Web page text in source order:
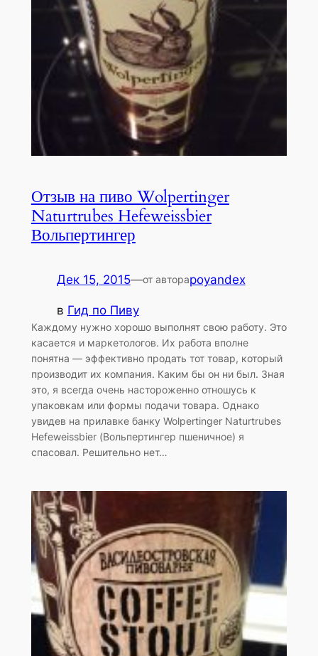
Отзыв на пиво Wolpertinger
Naturtrubes Hefeweissbier
Вольпертингер
Дек 15, 2015—от автораpoyandex
в Гид по Пиву
Каждому нужно хорошо выполнят свою работу. Это
касается и маркетологов. Их работа вполне
понятна — эффективно продать тот товар, который
производит их компания. Каким бы он ни был. Зная
это, я всегда очень настороженно отношусь к
упаковкам или формы подачи товара. Однако
увидев на прилавке банку Wolpertinger Naturtrubes
Hefeweissbier (Вольпертингер пшеничное) я
спасовал. Решительно нет…